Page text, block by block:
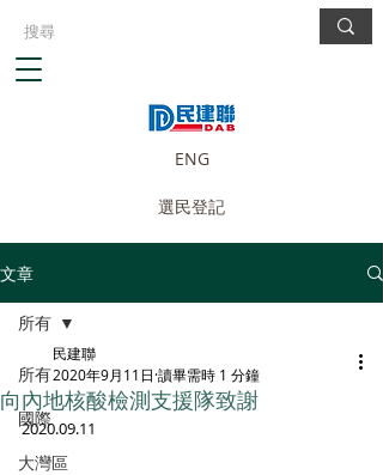
ENG
選民登記
文章
所有
國際
大灣區
所有
向內地核酸檢測支援隊致謝
民建聯
2020年9月11日 讀畢需時 1 分鐘
2020.09.11